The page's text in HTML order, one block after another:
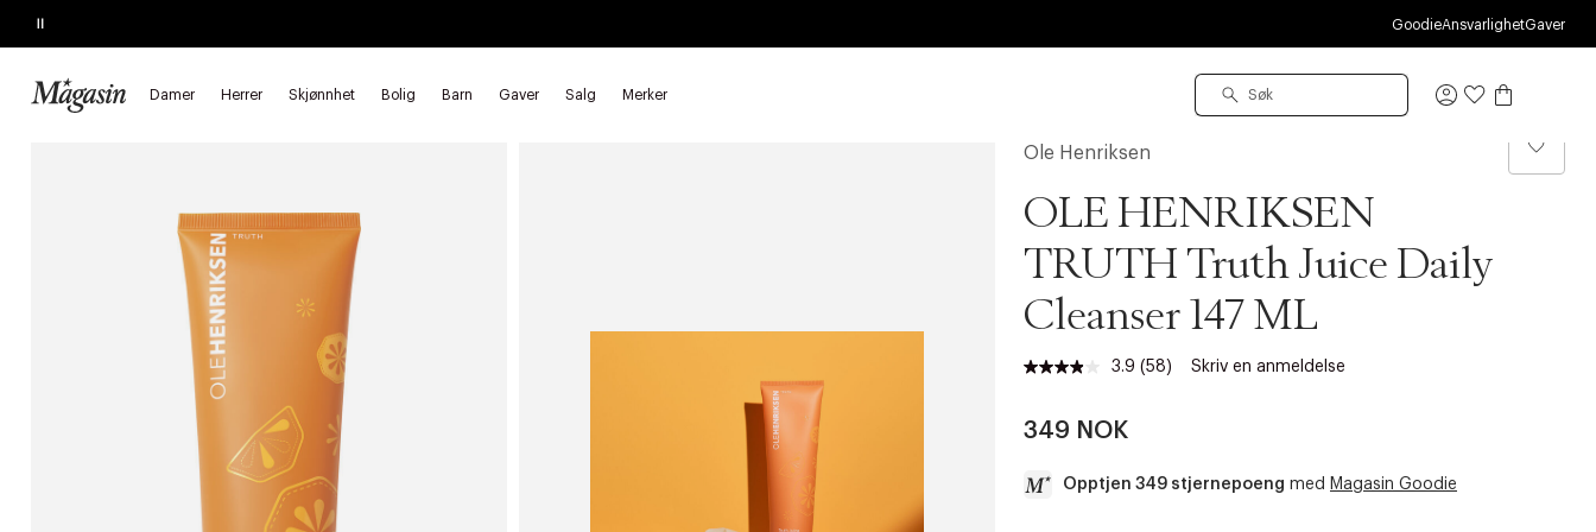
Pause GoodieAnsvarlighetGaver
Damer Herrer Skjønnhet Bolig Barn Gaver Salg Merker
Logg
SLUTTER I KVELD
Forside Skjønnhet Hudpleie Ansiktspleie Ansiktsrens Rensegel
Ole Henriksen
OLE HENRIKSEN
TRUTH Truth Juice Daily
Cleanser 147 ML
3.9 Les
(58) Skriv en anmeldelse
349 NOK
Opptjen 349 stjernepoeng med Magasin Goodie